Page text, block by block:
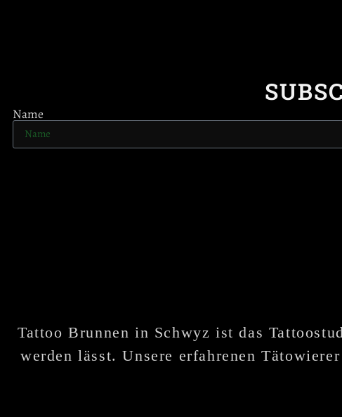
Name
Tattoo Brunnen in Schwyz ist das
werden lässt. Unsere erfahrenen